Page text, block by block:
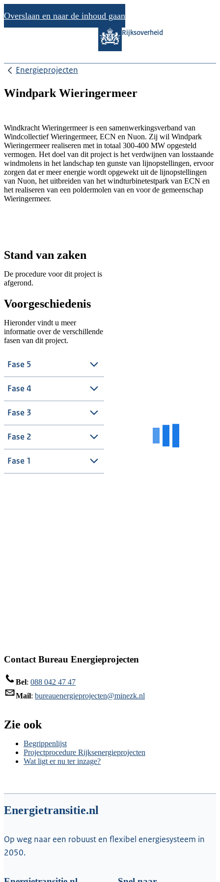
Overslaan en naar de inhoud gaan
Rijksoverheid
Energieprojecten
Windpark Wieringermeer
Windkracht Wieringermeer is een samenwerkingsverband van
Windcollectief Wieringermeer, ECN en Nuon. Zij wil Windpark
Wieringermeer realiseren met in totaal 300-400 MW opgesteld
vermogen. Het doel van dit project is het verdwijnen van losstaande
windmolens in het landschap ten gunste van lijnopstellingen, ervoor
zorgen dat er meer energie wordt opgewekt uit de lijnopstellingen
van Nuon, het uitbreiden van het windturbinetestpark van ECN en
het realiseren van een poldermolen van en voor de gemeenschap
Wieringermeer.
Stand van zaken
De procedure voor dit project is
afgerond.
Voorgeschiedenis
Hieronder vindt u meer
informatie over de verschillende
fasen van dit project.
Fase 5
Fase 4
Fase 3
Fase 2
Fase 1
Contact Bureau Energieprojecten
Bel: 088 042 47 47
Mail: bureauenergieprojecten@minezk.nl
Zie ook
Begrippenlijst
Projectprocedure Rijksenergieprojecten
Wat ligt er nu ter inzage?
Energietransitie.nl
Op weg naar een robuust en flexibel energiesysteem in
2050.